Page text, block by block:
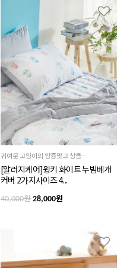
귀여운 고양이의 앙증맞고 상큼한 제품
[알러지케어]윙키 화이트 누빔베개
커버 2가지사이즈 4...
40,000원 28,000원